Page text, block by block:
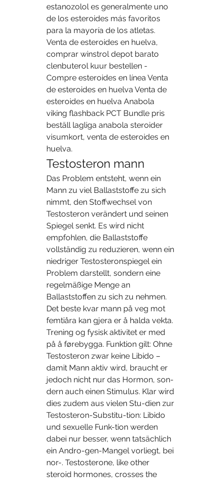
estanozolol es generalmente uno
de los esteroides más favoritos
para la mayoría de los atletas.
Venta de esteroides en huelva,
comprar winstrol depot barato
clenbuterol kuur bestellen -
Compre esteroides en línea Venta
de esteroides en huelva Venta de
esteroides en huelva Anabola
viking flashback PCT Bundle pris
beställ lagliga anabola steroider
visumkort, venta de esteroides en
huelva.
Testosteron mann
Das Problem entsteht, wenn ein
Mann zu viel Ballaststoffe zu sich
nimmt, den Stoffwechsel von
Testosteron verändert und seinen
Spiegel senkt. Es wird nicht
empfohlen, die Ballaststoffe
vollständig zu reduzieren, wenn ein
niedriger Testosteronspiegel ein
Problem darstellt, sondern eine
regelmäßige Menge an
Ballaststoffen zu sich zu nehmen.
Det beste kvar mann på veg mot
femtiåra kan gjera er å halda vekta.
Trening og fysisk aktivitet er med
på å førebygga. Funktion gilt: Ohne
Testosteron zwar keine Libido –
damit Mann aktiv wird, braucht er
jedoch nicht nur das Hormon, son-
dern auch einen Stimulus. Klar wird
dies zudem aus vielen Stu-dien zur
Testosteron-Substitu-tion: Libido
und sexuelle Funk-tion werden
dabei nur besser, wenn tatsächlich
ein Andro-gen-Mangel vorliegt, bei
nor-. Testosterone, like other
steroid hormones, crosses the